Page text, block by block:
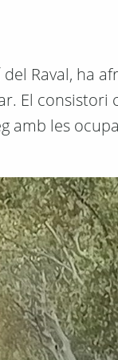
Raval, ha
El consistori
amb les